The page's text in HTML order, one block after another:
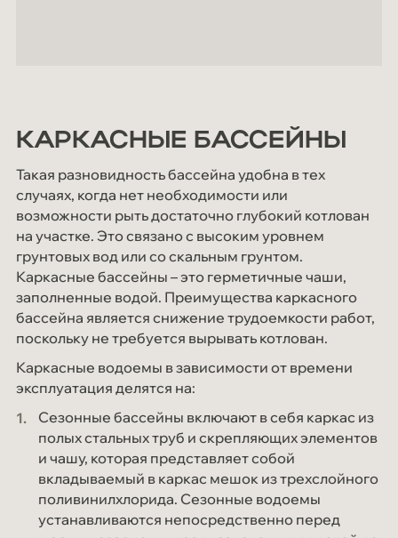
КАРКАСНЫЕ БАССЕЙНЫ
Такая разновидность бассейна удобна в тех
случаях, когда нет необходимости или
возможности рыть достаточно глубокий котлован
на участке. Это связано с высоким уровнем
грунтовых вод или со скальным грунтом.
Каркасные бассейны – это герметичные чаши,
заполненные водой. Преимущества каркасного
бассейна является снижение трудоемкости работ,
поскольку не требуется вырывать котлован.
Каркасные водоемы в зависимости от времени
эксплуатация делятся на:
Сезонные бассейны включают в себя каркас из
полых стальных труб и скрепляющих элементов
и чашу, которая представляет собой
вкладываемый в каркас мешок из трехслойного
поливинилхлорида. Сезонные водоемы
устанавливаются непосредственно перед